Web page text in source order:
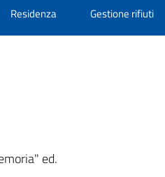
Residenza Gestione rifiuti
ed.